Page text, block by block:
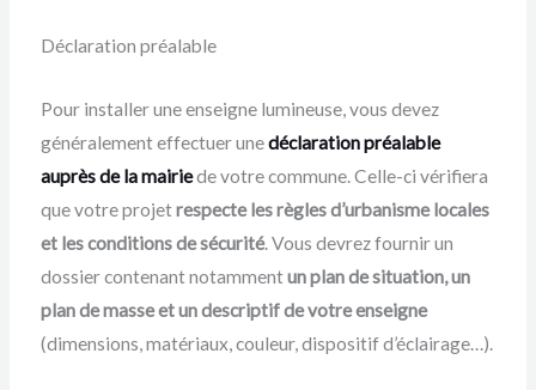
Déclaration préalable
Pour installer une enseigne lumineuse, vous devez
généralement effectuer unedéclaration préalable
auprès de la mairiede votre commune. Celle-ci vérifiera
que votre projetrespecte les règles d’urbanisme locales
et les conditions de sécurité. Vous devrez fournir un
dossier contenant notammentun plan de situation, un
plan de masse et un descriptif de votre enseigne
(dimensions, matériaux, couleur, dispositif d’éclairage…).